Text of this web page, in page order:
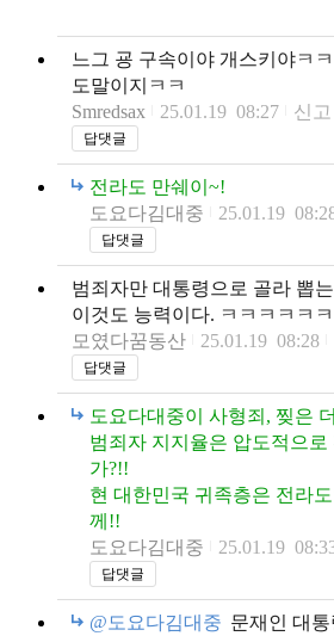
느그 굥 구속이야 개스키야ㅋ
도말이지ㅋㅋ
Smredsax
25.01.19 08:27 신고
답댓글
전라도 만쉐이~!
도요다김대중
25.01.19
답댓글
범죄자만 대통령으로 골라 뽑
이것도 능력이다. ㅋㅋㅋㅋㅋ
모였다꿈동산
25.01.19 08:28
답댓글
도요다대중이 사형죄, 찢은
범죄자 지지율은 압도적으
가?!!
현 대한민국 귀족층은 전라
께!!
도요다김대중
25.01.19
답댓글
@도요다김대중 문재인 대